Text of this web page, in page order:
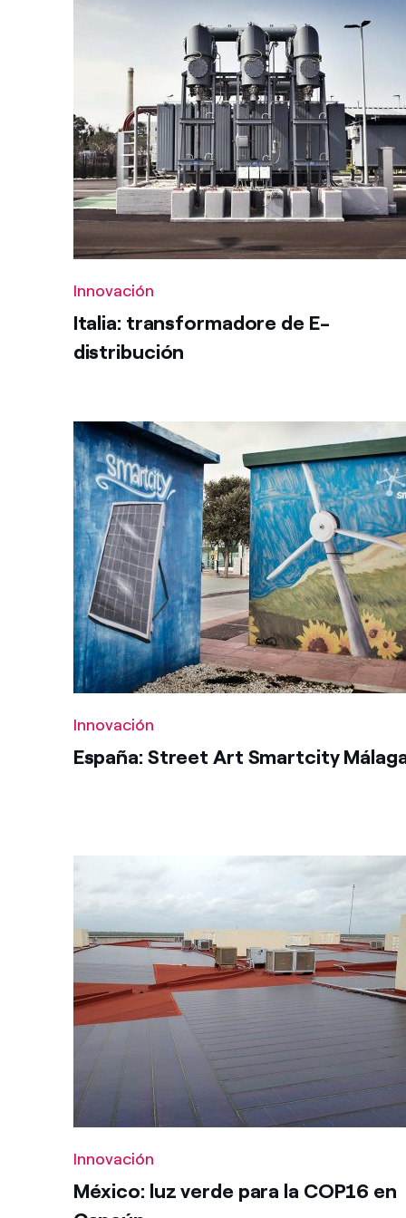
Apoyamos las
Ethical Channel
Formas de denunciar
políticas
Infraestructura
Innovación
Renovables
Sostenibilidad
Hasta
Innovación
Italia: transformadore de E-
distribución
Innovación
España: Street Art Smartcity
Innovación
México: luz verde para la COP16 en